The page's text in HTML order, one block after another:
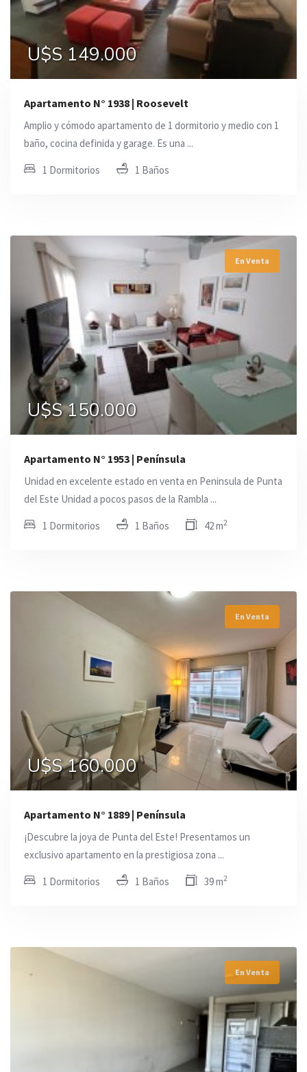
U$S 149.000
Apartamento N° 1938 | Roosevelt
Amplio y cómodo apartamento de 1 dormitorio y medio con 1
baño, cocina definida y garage. Es una ...
1 Dormitorios 1 Baños
En Venta
U$S 150.000
Apartamento N° 1953 | Península
Unidad en excelente estado en venta en Peninsula de Punta
del Este Unidad a pocos pasos de la Rambla ...
1 Dormitorios 1 Baños 42 m2
En Venta
U$S 160.000
Apartamento N° 1889 | Península
¡Descubre la joya de Punta del Este! Presentamos un
exclusivo apartamento en la prestigiosa zona ...
1 Dormitorios 1 Baños 39 m2
En Venta